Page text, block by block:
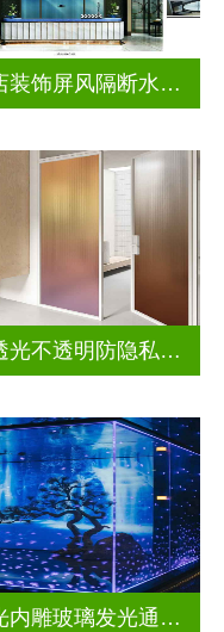
酒店装饰屏风隔断水墨画玻璃
半透光不透明防隐私彩色渐变玻璃
激光内雕玻璃发光通电玻璃